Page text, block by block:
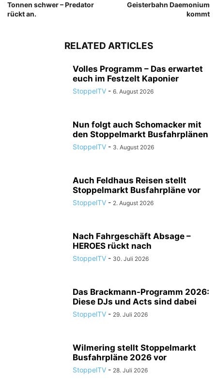
Tonnen schwer – Predator
rückt an.
Geisterbahn Daemonium
kommt
RELATED ARTICLES
Volles Programm – Das erwartet
euch im Festzelt Kaponier
StoppelTV - 6. August 2026
Nun folgt auch Schomacker mit
den Stoppelmarkt Busfahrplänen
StoppelTV - 3. August 2026
Auch Feldhaus Reisen stellt
Stoppelmarkt Busfahrpläne vor
StoppelTV - 2. August 2026
Nach Fahrgeschäft Absage –
HEROES rückt nach
StoppelTV - 30. Juli 2026
Das Brackmann-Programm 2026:
Diese DJs und Acts sind dabei
StoppelTV - 29. Juli 2026
Wilmering stellt Stoppelmarkt
Busfahrpläne 2026 vor
StoppelTV - 28. Juli 2026